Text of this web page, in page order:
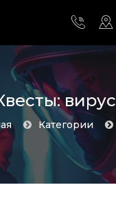
вирус
Категории